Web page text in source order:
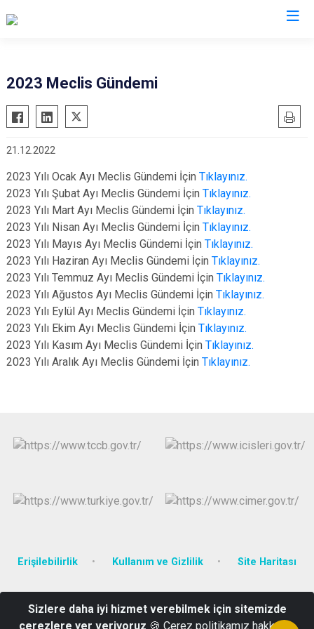
2023 Meclis Gündemi
21.12.2022
2023 Yılı Ocak Ayı Meclis Gündemi İçin Tıklayınız.
2023 Yılı Şubat Ayı Meclis Gündemi İçin Tıklayınız.
2023 Yılı Mart Ayı Meclis Gündemi İçin Tıklayınız.
2023 Yılı Nisan Ayı Meclis Gündemi İçin Tıklayınız.
2023 Yılı Mayıs Ayı Meclis Gündemi İçin Tıklayınız.
2023 Yılı Haziran Ayı Meclis Gündemi İçin Tıklayınız.
2023 Yılı Temmuz Ayı Meclis Gündemi İçin Tıklayınız.
2023 Yılı Ağustos Ayı Meclis Gündemi İçin Tıklayınız.
2023 Yılı Eylül Ayı Meclis Gündemi İçin Tıklayınız.
2023 Yılı Ekim Ayı Meclis Gündemi İçin Tıklayınız.
2023 Yılı Kasım Ayı Meclis Gündemi İçin Tıklayınız.
2023 Yılı Aralık Ayı Meclis Gündemi İçin Tıklayınız.
Erişilebilirlik Kullanım ve Gizlilik Site Haritası
0486 216 10 39 -0486 216 19 95- Belgegeçer: 0486 216 68 71- E-
Sizlere daha iyi hizmet verebilmek için sitemizde
çerezlere yer veriyoruz 🍪 Çerez politikamız hakkında